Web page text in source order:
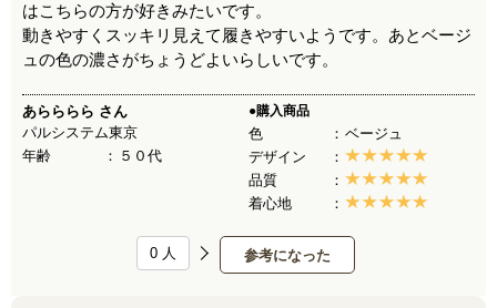
はこちらの方が好きみたいです。
動きやすくスッキリ見えて履きやすいようです。あとベージ
ュの色の濃さがちょうどよいらしいです。
あらららら さん
パルシステム東京
年齢
５０代
●購入商品
色
ベージュ
デザイン
品質
着心地
参考になった
0 人